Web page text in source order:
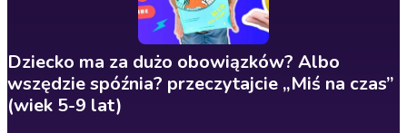
Dziecko ma za dużo obowiązków? Albo
wszędzie spóźnia? przeczytajcie „Miś na czas”
(wiek 5-9 lat)